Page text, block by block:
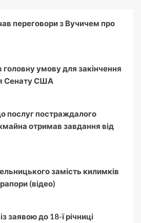
переговори з Вучичем про
умову для закінчення
Сенату США
послуг постраждалого
отримав завдання від
замість килимків
(відео)
заявою до 18-ї річниці